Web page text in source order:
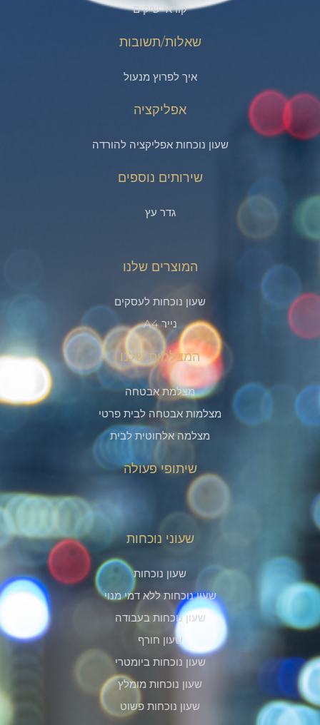
קוראי שיקים
שאלות/תשובות
איך לפרוץ מנעול
אפליקציה
שעון נוכחות אפליקציה להורדה
שירותים נוספים
גדר עץ
המוצרים שלנו
שעון נוכחות לעסקים
נייר A4
המצלמות שלנו
מצלמת אבטחה
מצלמות אבטחה לבית פרטי
מצלמה אלחוטית לבית
שיתופי פעולה
שעוני נוכחות
שעון נוכחות
שעון נוכחות ללא דמי מנוי
שעון נוכחות בעבודה
שעון חורף
שעון נוכחות ביומטרי
שעון נוכחות מומלץ
שעון נוכחות פשוט